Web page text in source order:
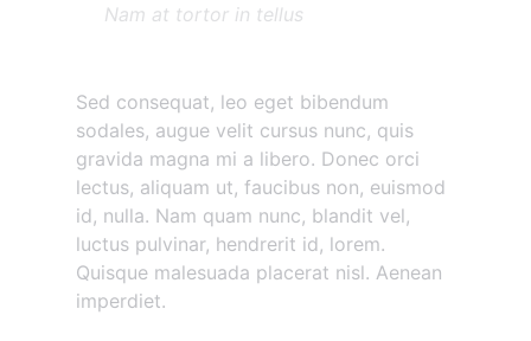
Nam at tortor in tellus
Sed consequat, leo eget bibendum
sodales, augue velit cursus nunc, quis
gravida magna mi a libero. Donec orci
lectus, aliquam ut, faucibus non, euismod
id, nulla. Nam quam nunc, blandit vel,
luctus pulvinar, hendrerit id, lorem.
Quisque malesuada placerat nisl. Aenean
imperdiet.